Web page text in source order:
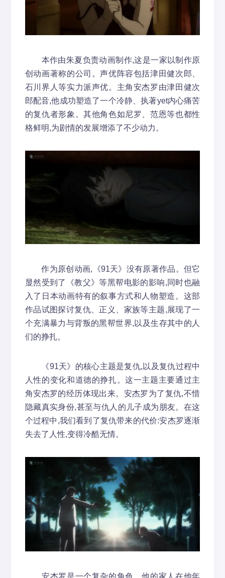
本作由朱夏负责动画制作,这是一家以制作原
创动画著称的公司。声优阵容包括津田健次郎、
石川界人等实力派声优。主角安杰罗由津田健次
郎配音,他成功塑造了一个冷静、执著yet内心痛苦
的复仇者形象。其他角色如尼罗、范恩等也都性
格鲜明,为剧情的发展增添了不少动力。
作为原创动画,《91天》没有原著作品。但它
显然受到了《教父》等黑帮电影的影响,同时也融
入了日本动画特有的叙事方式和人物塑造。这部
作品试图探讨复仇、正义、家族等主题,展现了一
个充满暴力与背叛的黑帮世界,以及生存其中的人
们的挣扎。
《91天》的核心主题是复仇,以及复仇过程中
人性的变化和道德的挣扎。这一主题主要通过主
角安杰罗的经历体现出来。安杰罗为了复仇,不惜
隐藏真实身份,甚至与仇人的儿子成为朋友。在这
个过程中,我们看到了复仇带来的代价:安杰罗逐渐
失去了人性,变得冷酷无情。